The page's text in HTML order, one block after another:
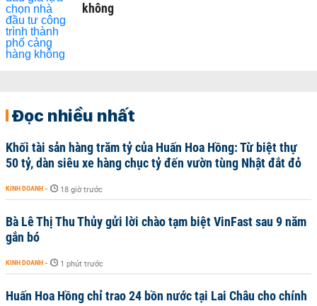
không
Đọc nhiều nhất
Khối tài sản hàng trăm tỷ của Huấn Hoa Hồng: Từ biệt thự
50 tỷ, dàn siêu xe hàng chục tỷ đến vườn tùng Nhật đắt đỏ
KINH DOANH - 18 giờ trước
Bà Lê Thị Thu Thủy gửi lời chào tạm biệt VinFast sau 9 năm
gắn bó
KINH DOANH - 1 phút trước
Huấn Hoa Hồng chỉ trao 24 bồn nước tại Lai Châu cho chính